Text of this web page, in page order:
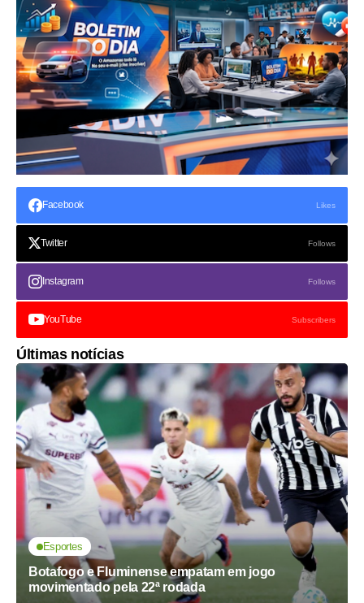
Facebook Likes
Twitter Follows
Instagram Follows
YouTube Subscribers
Últimas notícias
Esportes
Botafogo e Fluminense empatam em jogo
movimentado pela 22ª rodada